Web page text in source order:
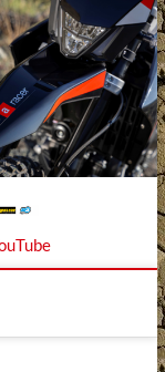
Ltd. |
ーズト
グ
ラー、REKLUSE、